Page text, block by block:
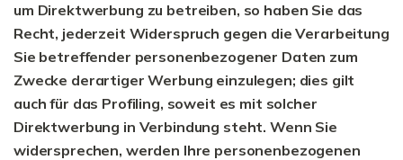
um Direktwerbung zu betreiben, so haben Sie das
Recht, jederzeit Widerspruch gegen die Verarbeitung
Sie betreffender personenbezogener Daten zum
Zwecke derartiger Werbung einzulegen; dies gilt
auch für das Profiling, soweit es mit solcher
Direktwerbung in Verbindung steht. Wenn Sie
widersprechen, werden Ihre personenbezogenen